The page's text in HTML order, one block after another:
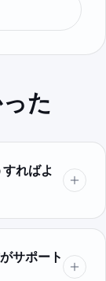
た
ればよ
サポート